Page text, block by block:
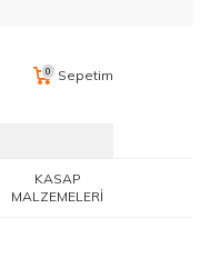
0 Sepetim
KASAP
MALZEMELERİ